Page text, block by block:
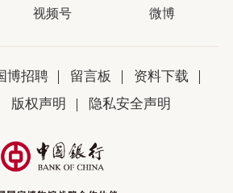
视频号 微博
博招聘 留言板
资料下载
版权声明 隐私安全声明